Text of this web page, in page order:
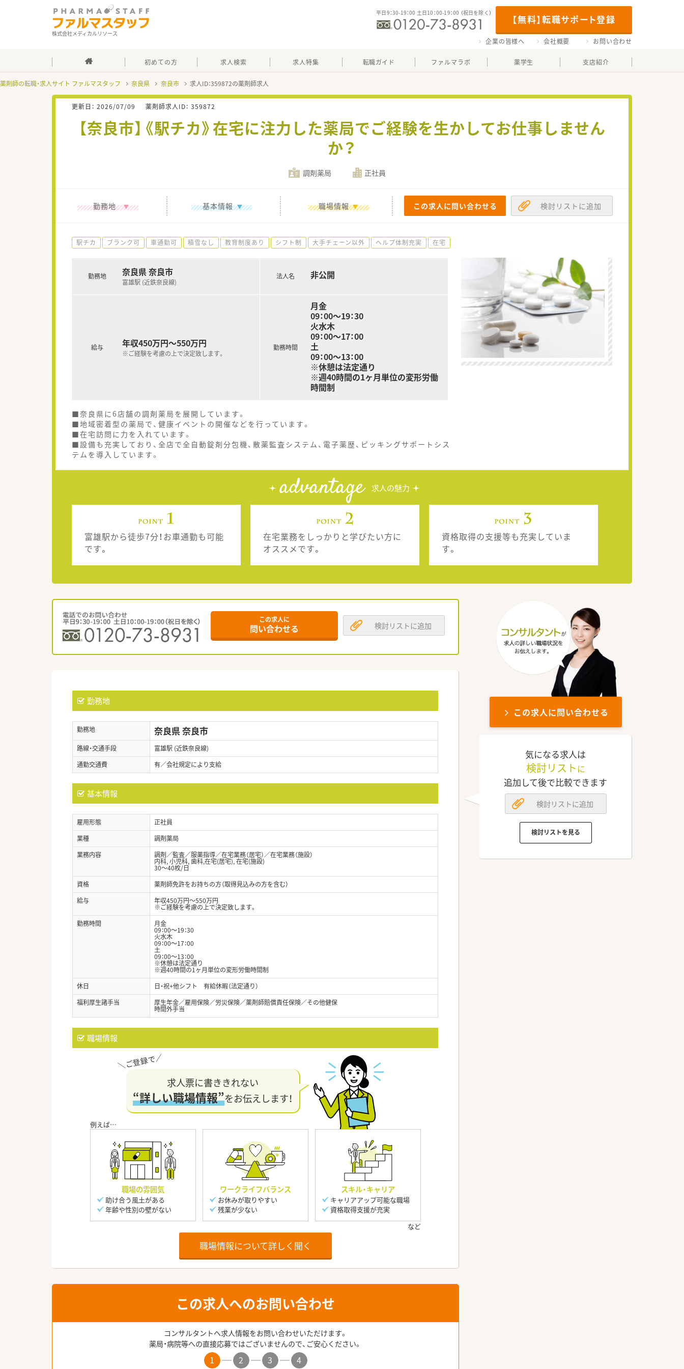
株式会社メディカルリソース
【無料】転職サポート登録
平日9：30-19：00 土日10：00-19：00 （祝日を除く）
企業の皆様へ 会社概要 お問い合わせ
初めての方 求人検索 求人特集 転職ガイド ファルマラボ 薬学生 支店紹介
薬剤師の転職・求人サイト ファルマスタッフ 奈良県 奈良市 求人ID：359872の薬剤師求人
更新日： 2026/07/09 薬剤師求人ID： 359872
【奈良市】《駅チカ》在宅に注力した薬局でご経験を生かしてお仕事しません
か？
調剤薬局 正社員
勤務地 基本情報 職場情報 この求人に問い合わせる 検討リストに追加
駅チカ ブランク可 車通勤可 積雪なし 教育制度あり シフト制 大手チェーン以外 ヘルプ体制充実 在宅
勤務地 奈良県 奈良市
富雄駅 (近鉄奈良線)
給与 年収450万円～550万円
※ご経験を考慮の上で決定致します。
法人名 非公開
勤務時間
月金
09：00～19：30
火水木
09：00～17：00
土
09：00～13：00
※休憩は法定通り
※週40時間の1ヶ月単位の変形労働
時間制
■奈良県に6店舗の調剤薬局を展開しています。
■地域密着型の薬局で、健康イベントの開催などを行っています。
■在宅訪問に力を入れています。
■設備も充実しており、全店で全自動錠剤分包機、散薬監査システム、電子薬歴、ピッキングサポートシス
テムを導入しています。
advantage 求人の魅力
富雄駅から徒歩7分！お車通勤も可能
です。
在宅業務をしっかりと学びたい方に
オススメです。
資格取得の支援等も充実していま
す。
この求人に
問い合わせる 検討リストに追加
勤務地
勤務地 奈良県 奈良市
路線・交通手段
富雄駅 (近鉄奈良線)
通勤交通費
有／会社規定により支給
基本情報
雇用形態
正社員
業種
調剤薬局
業務内容
調剤／監査／服薬指導／在宅業務（居宅）／在宅業務（施設）
内科, 小児科, 歯科,在宅(居宅), 在宅(施設)
30～40枚/日
資格
薬剤師免許をお持ちの方（取得見込みの方を含む）
給与
年収450万円～550万円
※ご経験を考慮の上で決定致します。
勤務時間
月金
09：00～19：30
火水木
09：00～17：00
土
09：00～13：00
※休憩は法定通り
※週40時間の1ヶ月単位の変形労働時間制
休日
日・祝+他シフト 有給休暇（法定通り）
福利厚生諸手当
厚生年金／雇用保険／労災保険／薬剤師賠償責任保険／その他健保
時間外手当
職場情報
求人票に書ききれない
“詳しい職場情報”をお伝えします！
職場の雰囲気
助け合う風土がある
年齢や性別の壁がない
ワークライフバランス
お休みが取りやすい
残業が少ない
スキル・キャリア
キャリアアップ可能な職場
資格取得支援が充実
職場情報について詳しく聞く
この求人へのお問い合わせ
コンサルタントへ求人情報をお問い合わせいただけます。
薬局・病院等への直接応募ではございませんので、ご安心ください。
1 2 3 4
この求人に問い合わせる
気になる求人は
検討リスト に
追加して後で比較できます
検討リストに追加
検討リストを見る